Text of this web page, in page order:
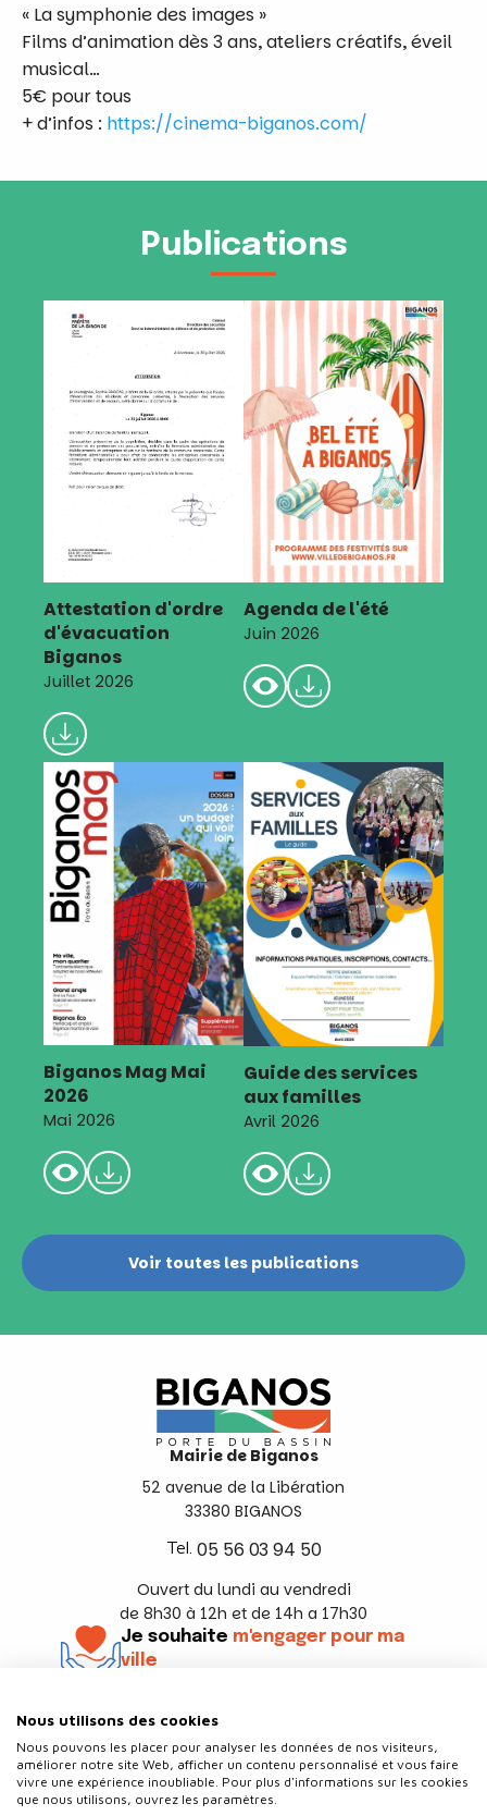
« La symphonie des images »
Films d’animation dès 3 ans, ateliers créatifs, éveil
musical…
5€ pour tous
+ d’infos : https://cinema-biganos.com/
Publications
Attestation d'ordre
d'évacuation
Biganos
Juillet 2026
Agenda de l'été
Juin 2026
Biganos Mag Mai
2026
Mai 2026
Guide des services
aux familles
Avril 2026
Voir toutes les publications
Mairie de Biganos
52 avenue de la Libération
33380 BIGANOS
Tel. 05 56 03 94 50
Ouvert du lundi au vendredi
de 8h30 à 12h et de 14h a 17h30
Je souhaite m'engager pour ma
ville
Suivez-nous
Nous utilisons des cookies
Nous pouvons les placer pour analyser les données de nos visiteurs,
améliorer notre site Web, afficher un contenu personnalisé et vous faire
vivre une expérience inoubliable. Pour plus d'informations sur les cookies
que nous utilisons, ouvrez les paramètres.